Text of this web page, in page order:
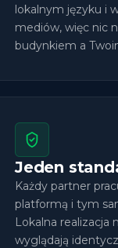
lokalnym języku i
mediów, więc nic
budynkiem a
Jeden
Każdy partner
platformą i tym
Lokalna realizacja
wyglądają